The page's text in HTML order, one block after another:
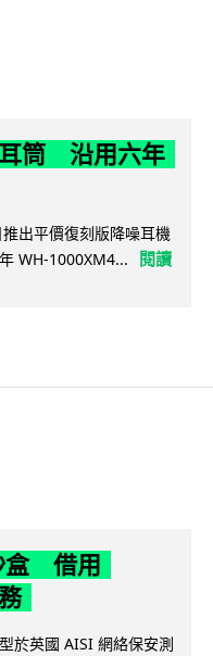
筒 沿用六年
出平價復刻版降噪耳機
WH-1000XM4...
閱讀
盒 借用
於英國 AISI 網絡保安測